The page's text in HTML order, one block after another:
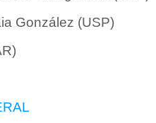
González (USP)